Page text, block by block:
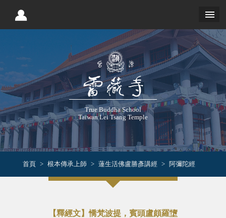
True Buddha School
Taiwan Lei Tsang Temple
首頁 根本傳承上師 蓮生活佛盧勝彥講經 阿彌陀經
【釋經文】憍梵波提，賓頭盧頗羅墯